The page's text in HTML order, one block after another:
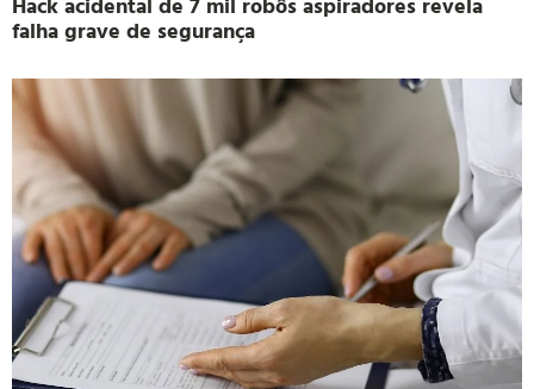
falha grave de segurança